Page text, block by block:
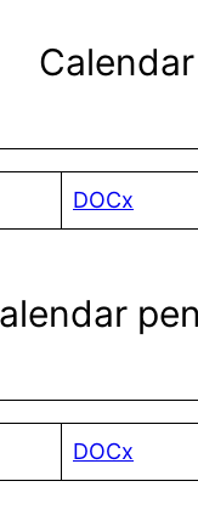
DOCx
DOCx